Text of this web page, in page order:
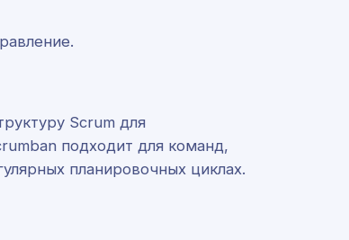
Scrum для
подходит для команд,
планировочных циклах.